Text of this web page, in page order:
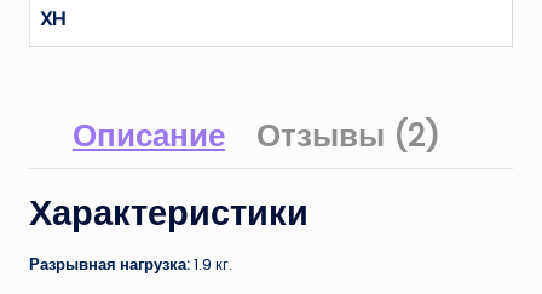
XH
Описание Отзывы (2)
Характеристики
Разрывная нагрузка:1.9 кг.